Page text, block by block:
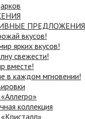
ПРЕДЛОЖЕНИЯ
вкусов!
ярких вкусов!
свежести!
вместе!
в каждом мгновении!
коллекция